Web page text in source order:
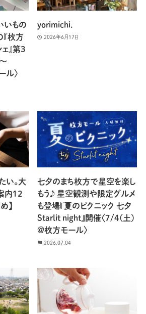
いもの
『枚方
』第3
ル〉
yorimichi.
2026年6月17日
い。大
内12
】
七夕のまち枚方で星空を楽し
もう♪ 星空観測や限定グルメ
も登場『夏のピクニック 七夕
Starlit night』開催〈7/4(土)
@枚方モール〉
2026.07.04